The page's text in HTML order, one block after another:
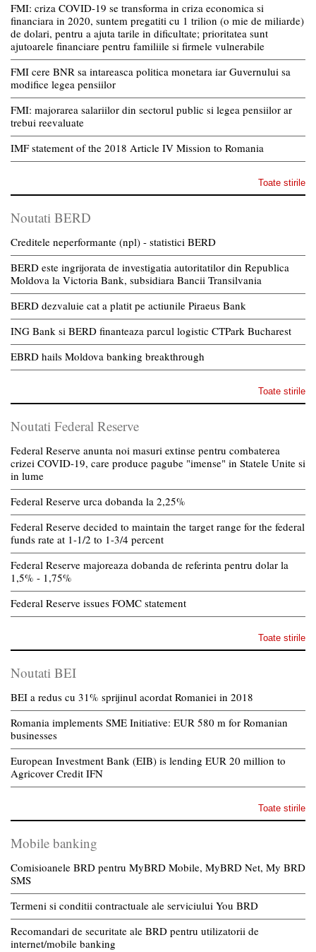
FMI: criza COVID-19 se transforma in criza economica si
financiara in 2020, suntem pregatiti cu 1 trilion (o mie de miliarde)
de dolari, pentru a ajuta tarile in dificultate; prioritatea sunt
ajutoarele financiare pentru familiile si firmele vulnerabile
FMI cere BNR sa intareasca politica monetara iar Guvernului sa
modifice legea pensiilor
FMI: majorarea salariilor din sectorul public si legea pensiilor ar
trebui reevaluate
IMF statement of the 2018 Article IV Mission to Romania
Toate stirile
Noutati BERD
Creditele neperformante (npl) - statistici BERD
BERD este ingrijorata de investigatia autoritatilor din Republica
Moldova la Victoria Bank, subsidiara Bancii Transilvania
BERD dezvaluie cat a platit pe actiunile Piraeus Bank
ING Bank si BERD finanteaza parcul logistic CTPark Bucharest
EBRD hails Moldova banking breakthrough
Toate stirile
Noutati Federal Reserve
Federal Reserve anunta noi masuri extinse pentru combaterea
crizei COVID-19, care produce pagube "imense" in Statele Unite si
in lume
Federal Reserve urca dobanda la 2,25%
Federal Reserve decided to maintain the target range for the federal
funds rate at 1-1/2 to 1-3/4 percent
Federal Reserve majoreaza dobanda de referinta pentru dolar la
1,5% - 1,75%
Federal Reserve issues FOMC statement
Toate stirile
Noutati BEI
BEI a redus cu 31% sprijinul acordat Romaniei in 2018
Romania implements SME Initiative: EUR 580 m for Romanian
businesses
European Investment Bank (EIB) is lending EUR 20 million to
Agricover Credit IFN
Toate stirile
Mobile banking
Comisioanele BRD pentru MyBRD Mobile, MyBRD Net, My BRD
SMS
Termeni si conditii contractuale ale serviciului You BRD
Recomandari de securitate ale BRD pentru utilizatorii de
internet/mobile banking